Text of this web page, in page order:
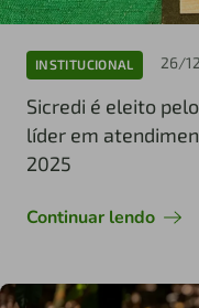
INSTITUCIONAL 26/
Sicredi é eleito
líder em
2025
Continuar lendo